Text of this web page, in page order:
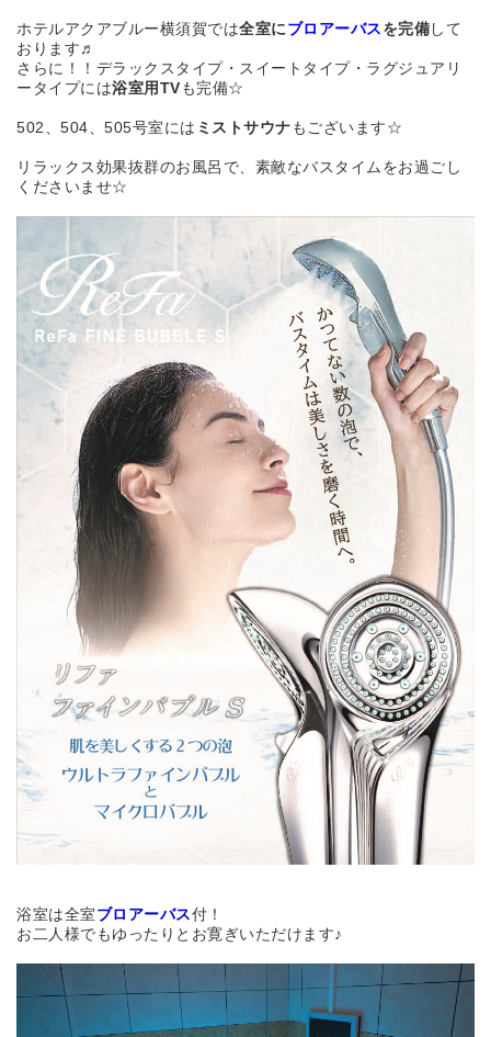
ホテルアクアブルー横須賀では全室にブロアーバスを完備して
おります♬
さらに！！デラックスタイプ・スイートタイプ・ラグジュアリ
ータイプには浴室用TVも完備☆
502、504、505号室には ミストサウナもございます☆
リラックス効果抜群のお風呂で、 素敵なバスタイムをお過ごし
くださいませ☆
浴室は全室ブロアーバス付！
お二人様でもゆったりとお寛ぎいただけます♪